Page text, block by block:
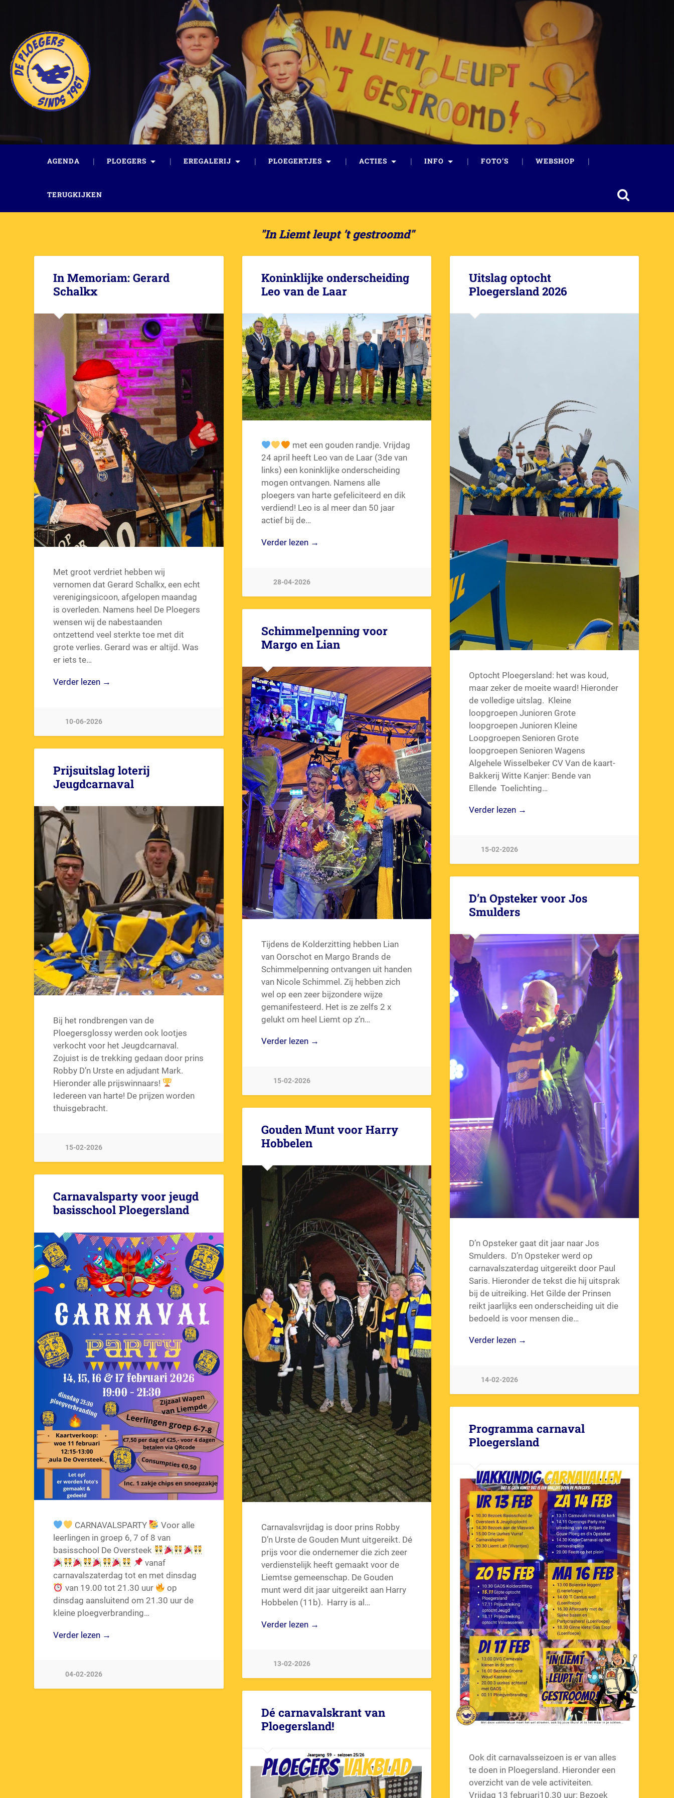
AGENDA PLOEGERS EREGALERIJ PLOEGERTJES ACTIES INFO FOTO’S WEBSHOP
TERUGKIJKEN
"In Liemt leupt ’t gestroomd"
In Memoriam: Gerard
Schalkx
Met groot verdriet hebben wij
vernomen dat Gerard Schalkx, een echt
verenigingsicoon, afgelopen maandag
is overleden. Namens heel De Ploegers
wensen wij de nabestaanden
ontzettend veel sterkte toe met dit
grote verlies. Gerard was er altijd. Was
er iets te…
Verder lezen →
10-06-2026
Koninklijke onderscheiding
Leo van de Laar
met een gouden randje. Vrijdag
24 april heeft Leo van de Laar (3de van
links) een koninklijke onderscheiding
mogen ontvangen. Namens alle
ploegers van harte gefeliciteerd en dik
verdiend! Leo is al meer dan 50 jaar
actief bij de…
Verder lezen →
28-04-2026
Uitslag optocht
Ploegersland 2026
Optocht Ploegersland: het was koud,
maar zeker de moeite waard! Hieronder
de volledige uitslag. Kleine
loopgroepen Junioren Grote
loopgroepen Junioren Kleine
Loopgroepen Senioren Grote
loopgroepen Senioren Wagens
Algehele Wisselbeker CV Van de kaart-
Bakkerij Witte Kanjer: Bende van
Ellende Toelichting…
Verder lezen →
15-02-2026
Schimmelpenning voor
Margo en Lian
Tijdens de Kolderzitting hebben Lian
van Oorschot en Margo Brands de
Schimmelpenning ontvangen uit handen
van Nicole Schimmel. Zij hebben zich
wel op een zeer bijzondere wijze
gemanifesteerd. Het is ze zelfs 2 x
gelukt om heel Liemt op z’n…
Verder lezen →
15-02-2026
Prijsuitslag loterij
Jeugdcarnaval
Bij het rondbrengen van de
Ploegersglossy werden ook lootjes
verkocht voor het Jeugdcarnaval.
Zojuist is de trekking gedaan door prins
Robby D’n Urste en adjudant Mark.
Hieronder alle prijswinnaars!
Iedereen van harte! De prijzen worden
thuisgebracht.
15-02-2026
D’n Opsteker voor Jos
Smulders
D’n Opsteker gaat dit jaar naar Jos
Smulders. D’n Opsteker werd op
carnavalszaterdag uitgereikt door Paul
Saris. Hieronder de tekst die hij uitsprak
bij de uitreiking. Het Gilde der Prinsen
reikt jaarlijks een onderscheiding uit die
bedoeld is voor mensen die…
Verder lezen →
14-02-2026
Gouden Munt voor Harry
Hobbelen
Carnavalsvrijdag is door prins Robby
D’n Urste de Gouden Munt uitgereikt. Dé
prijs voor die ondernemer die zich zeer
verdienstelijk heeft gemaakt voor de
Liemtse gemeenschap. De Gouden
munt werd dit jaar uitgereikt aan Harry
Hobbelen (11b). Harry is al…
Verder lezen →
13-02-2026
Carnavalsparty voor jeugd
basisschool Ploegersland
CARNAVALSPARTY
Voor alle
leerlingen in groep 6, 7 of 8 van
basisschool De Oversteek
vanaf
carnavalszaterdag tot en met dinsdag
van 19.00 tot 21.30 uur
op
dinsdag aansluitend om 21.30 uur de
kleine ploegverbranding…
Verder lezen →
04-02-2026
Programma carnaval
Ploegersland
Ook dit carnavalsseizoen is er van alles
te doen in Ploegersland. Hieronder een
overzicht van de vele activiteiten.
Vrijdag 13 februari10.30 uur: Bezoek
Dé carnavalskrant van
Ploegersland!